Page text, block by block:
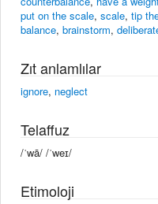
put on the scale, scale, tip
balance, brainstorm,
Zıt anlamlılar
ignore, neglect
Telaffuz
/ˈwā/ /ˈweɪ/
Etimoloji